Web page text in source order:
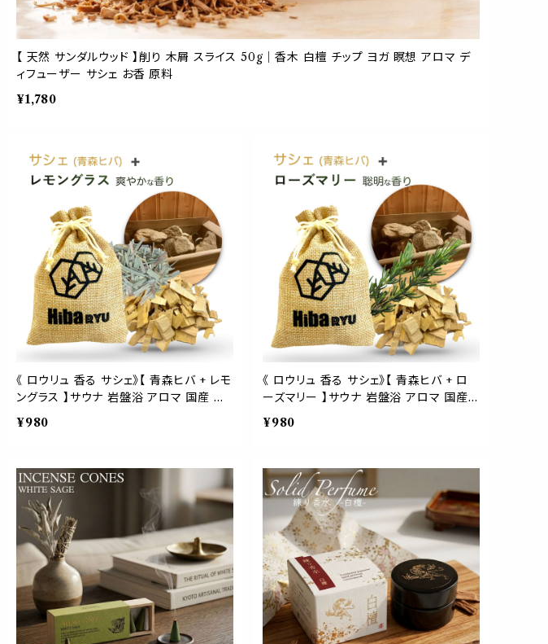
【 天然 サンダルウッド 】削り 木屑 スライス 50g｜香木 白檀 チップ ヨガ 瞑想 アロマ デ
ィフューザー サシェ お香 原料
¥1,780
《 ロウリュ 香る サシェ》【 青森ヒバ + レモ
ングラス 】サウナ 岩盤浴 アロマ 国産 天
然 体験 防虫 害虫 除け 脱臭 消臭 ポプリ
麻袋 匂い袋 靴箱 シューズ トイレ クロー
¥980
《 ロウリュ 香る サシェ》【 青森ヒバ + ロ
ーズマリー 】サウナ 岩盤浴 アロマ 国産
天然 体験 防虫 害虫 除け 脱臭 消臭 ポ
プリ 麻袋 匂い袋 靴箱 シューズ トイレ ク
¥980